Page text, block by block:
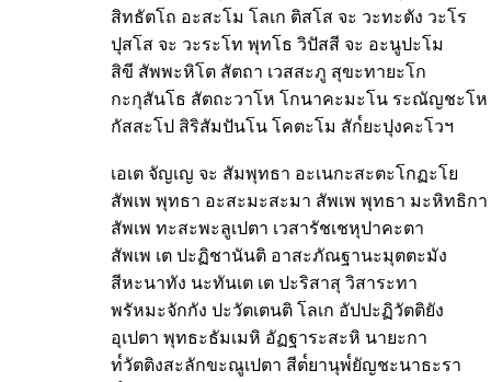
สิทธัตโถ อะสะโม โลเก ติสโส จะ วะทะตัง วะโร
ปุสโส จะ วะระโท พุทโธ วิปัสสี จะ อะนูปะโม
สิขี สัพพะหิโต สัตถา เวสสะภู สุขะทายะโก
กะกุสันโธ สัตถะวาโห โกนาคะมะโน ระณัญชะโห
กัสสะโป สิริสัมปันโน โคตะโม สัก๎ยะปุงคะโวฯ
เอเต จัญเญ จะ สัมพุทธา อะเนกะสะตะโกฏะโย
สัพเพ พุทธา อะสะมะสะมา สัพเพ พุทธา มะหิทธิกา
สัพเพ ทะสะพะลูเปตา เวสารัชเชหุปาคะตา
สัพเพ เต ปะฏิชานันติ อาสะภัณฐานะมุตตะมัง
สีหะนาทัง นะทันเต เต ปะริสาสุ วิสาระทา
พรัหมะจักกัง ปะวัตเตนติ โลเก อัปปะฏิวัตติยัง
อุเปตา พุทธะธัมเมหิ อัฏฐาระสะหิ นายะกา
ท๎วัตติงสะลักขะณูเปตา สีต๎ยานุพ๎ยัญชะนาธะรา